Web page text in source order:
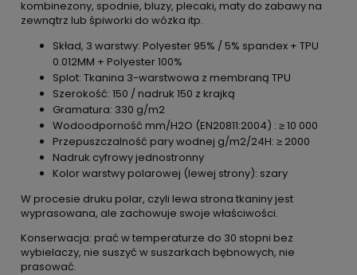
kombinezony, spodnie, bluzy, plecaki, maty do zabawy na
zewnątrz lub śpiworki do wózka itp.
Skład, 3 warstwy: Polyester 95% / 5% spandex + TPU
0.012MM + Polyester 100%
Splot: Tkanina 3-warstwowa z membraną TPU
Szerokość: 150 / nadruk 150 z krajką
Gramatura: 330 g/m2
Wodoodporność mm/H2O (EN20811:2004) : ≥ 10 000
Przepuszczalność pary wodnej g/m2/24H: ≥ 2000
Nadruk cyfrowy jednostronny
Kolor warstwy polarowej (lewej strony): szary
W procesie druku polar, czyli lewa strona tkaniny jest
wyprasowana, ale zachowuje swoje właściwości.
Konserwacja: prać w temperaturze do 30 stopni bez
wybielaczy, nie suszyć w suszarkach bębnowych, nie
prasować.